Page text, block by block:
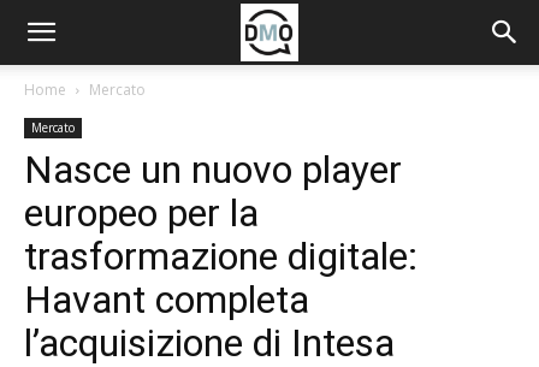
Home Mercato
Mercato
Nasce un nuovo player
europeo per la
trasformazione digitale:
Havant completa
l’acquisizione di Intesa